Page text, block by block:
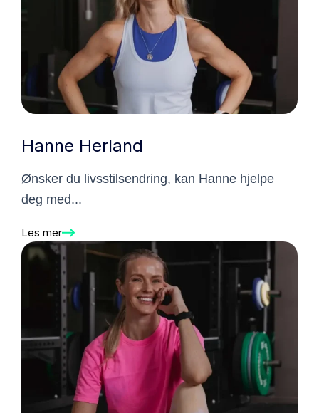
Hanne Herland
Ønsker du livsstilsendring, kan Hanne hjelpe
deg med...
Les mer